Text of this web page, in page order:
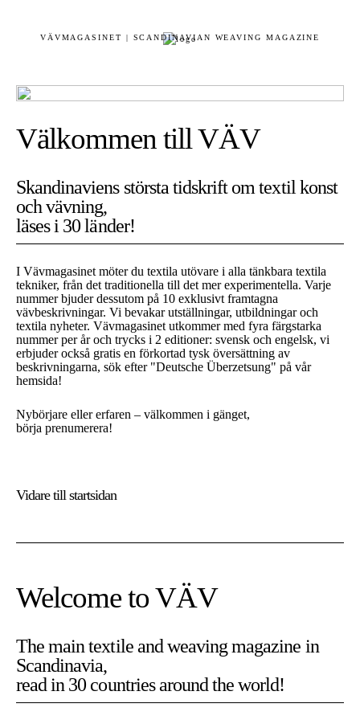
VÄVMAGASINET | SCANDINAVIAN WEAVING MAGAZINE
Välkommen till VÄV
Skandinaviens största tidskrift om textil konst
och vävning,
läses i 30 länder!
I Vävmagasinet möter du textila utövare i alla tänkbara textila
tekniker, från det traditionella till det mer experimentella. Varje
nummer bjuder dessutom på 10 exklusivt framtagna
vävbeskrivningar. Vi bevakar utställningar, utbildningar och
textila nyheter. Vävmagasinet utkommer med fyra färgstarka
nummer per år och trycks i 2 editioner: svensk och engelsk, vi
erbjuder också gratis en förkortad tysk översättning av
beskrivningarna, sök efter "Deutsche Überzetsung" på vår
hemsida!
Nybörjare eller erfaren – välkommen i gänget,
börja prenumerera!
Vidare till startsidan
Welcome to VÄV
The main textile and weaving magazine in
Scandinavia,
read in 30 countries around the world!
På Vävmagasinet använder vi cookies. Cookies är nödvändiga
för att sidan ska fungera som den är tänkt